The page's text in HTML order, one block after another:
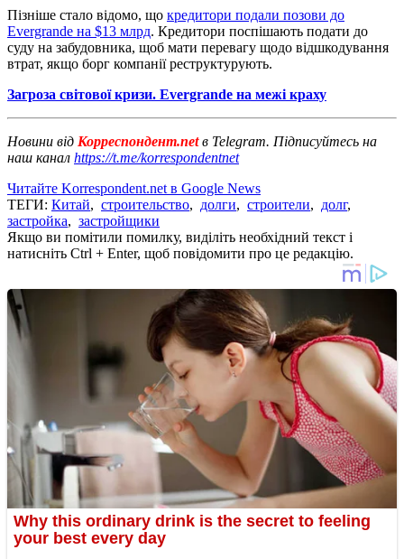
Пізніше стало відомо, що кредитори подали позови до
Evergrande на $13 млрд. Кредитори поспішають подати до
суду на забудовника, щоб мати перевагу щодо відшкодування
втрат, якщо борг компанії реструктурують.
Загроза світової кризи. Evergrande на межі краху
Новини від Корреспондент.netв Telegram. Підписуйтесь на
наш канал https://t.me/korrespondentnet
Читайте Korrespondent.net в Google News
ТЕГИ: Китай, строительство, долги, строители, долг,
застройка, застройщики
Якщо ви помітили помилку, виділіть необхідний текст і
натисніть Ctrl + Enter, щоб повідомити про це редакцію.